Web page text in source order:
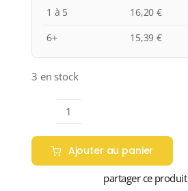
1 à 5
16,20€
6+
15,39€
3 en stock
quantité
de
Domaine
des
Ajouter au panier
partager ce produit